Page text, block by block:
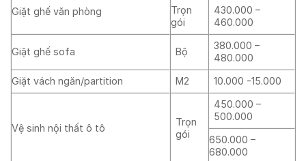
Giặt ghế văn phòng
Trọn
gói
430.000 –
460.000
Giặt ghế sofa Bộ
380.000 –
480.000
Giặt vách ngăn/partition
M2 10.000 -15.000
Vệ sinh nội thất ô tô
Trọn
gói
450.000 –
500.000
650.000 –
680.000